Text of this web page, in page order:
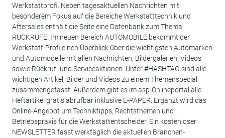
Werkstattprofi. Neben tagesaktuellen Nachrichten mit
besonderem Fokus auf die Bereiche Werkstatttechnik und
Aftersales enthält die Seite eine Datenbank zum Thema
RÜCKRUFE. Im neuen Bereich AUTOMOBILE bekommt der
Werkstatt-Profi einen Überblick über die wichtigsten Automarken
und Automodelle mit allen Nachrichten, Bildergalerien, Videos
sowie Rückruf- und Serviceaktionen. Unter #HASHTAG sind alle
wichtigen Artikel, Bilder und Videos zu einem Themenspecial
zusammengefasst. Außerdem gibt es im asp-Onlineportal alle
Heftartikel gratis abrufbar inklusive E-PAPER. Ergänzt wird das
Online-Angebot um Techniktipps, Rechtsthemen und
Betriebspraxis für die Werkstattentscheider. Ein kostenloser
NEWSLETTER fasst werktäglich die aktuellen Branchen-